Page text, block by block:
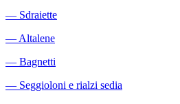
― Sdraiette
―Altalene
― Bagnetti
― Seggioloni e rialzi sedia